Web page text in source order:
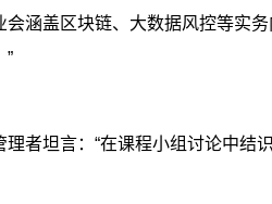
涵盖区块链、大数据风控等实
”
者坦言：“在课程小组讨论中结